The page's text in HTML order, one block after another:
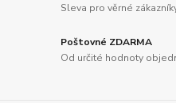
Sleva pro věrné
Poštovné ZDARMA
Od určité hodnoty